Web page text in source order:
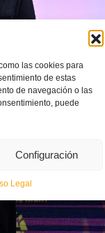
las cookies para
de estas
de navegación o las
puede
Configuración
Legal